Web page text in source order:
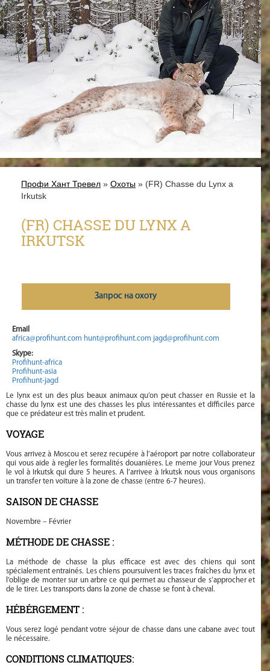
Профи Хант Тревел » Охоты » (FR) Chasse du Lynx a
Irkutsk
(FR) CHASSE DU LYNX A
IRKUTSK
Запрос на охоту
Email
africa@profihunt.com hunt@profihunt.com jagd@profihunt.com
Skype:
Profihunt-africa
Profihunt-asia
Profihunt-jagd
Le lynx est un des plus beaux animaux qu’on peut chasser en Russie et la
chasse du lynx est une des chasses les plus intéressantes et difficiles parce
que ce prédateur est très malin et prudent.
VOYAGE
Vous arrivez à Moscou et serez recupére à l’aéroport par notre collaborateur
qui vous aide à regler les formalités douanières. Le meme jour Vous prenez
le vol à Irkutsk qui dure 5 heures. A l’arrivee à Irkutsk nous vous organisons
un transfer ten voiture à la zone de chasse (entre 6-7 heures).
SAISON DE CHASSE
Novembre – Février
MÉTHODE DE CHASSE :
La méthode de chasse la plus efficace est avec des chiens qui sont
spécialement entrainés. Les chiens poursuivent les traces fraîches du lynx et
l’oblige de monter sur un arbre ce qui permet au chasseur de s’approcher et
de le tirer. Les transports dans la zone de chasse se font à cheval.
HÉBÉRGEMENT :
Vous serez logé pendant votre séjour de chasse dans une cabane avec tout
le nécessaire.
CONDITIONS CLIMATIQUES: